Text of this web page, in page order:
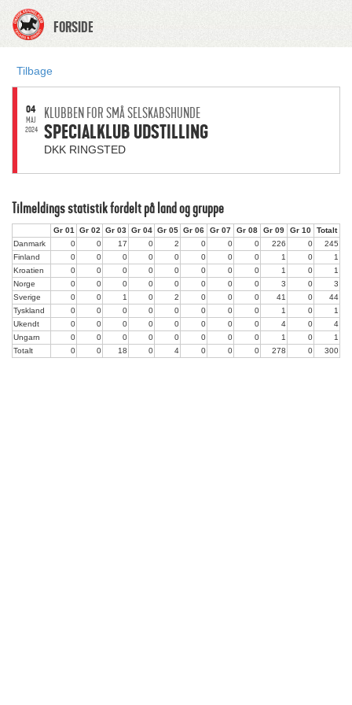
FORSIDE
Tilbage
04
MAJ
2024
KLUBBEN FOR SMÅ SELSKABSHUNDE
SPECIALKLUB UDSTILLING
DKK RINGSTED
Tilmeldings statistik fordelt på land og gruppe
Gr 01 Gr 02 Gr 03 Gr 04 Gr 05 Gr 06 Gr 07 Gr 08 Gr 09 Gr 10
Totalt
Danmark
0 0 17 0 2 0 0 0 226 0
245
Finland
0 0 0 0 0 0 0 0 1 0
1
Kroatien
0 0 0 0 0 0 0 0 1 0
1
Norge
0 0 0 0 0 0 0 0 3 0
3
Sverige
0 0 1 0 2 0 0 0 41 0
44
Tyskland
0 0 0 0 0 0 0 0 1 0
1
Ukendt
0 0 0 0 0 0 0 0 4 0
4
Ungarn
0 0 0 0 0 0 0 0 1 0
1
Totalt
0 0 18 0 4 0 0 0 278 0 300